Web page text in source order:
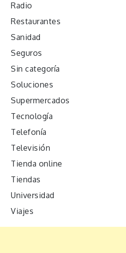
Radio
Restaurantes
Sanidad
Seguros
Sin categoría
Soluciones
Supermercados
Tecnología
Telefonía
Televisión
Tienda online
Tiendas
Universidad
Viajes